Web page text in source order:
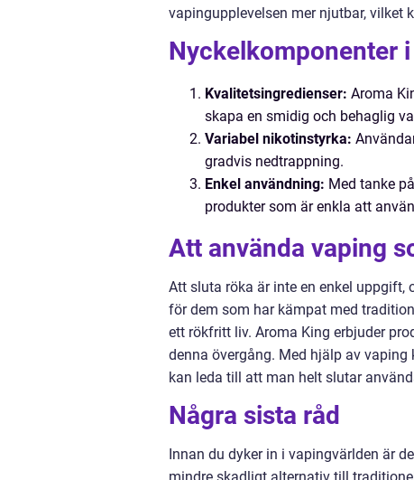
vapingupplevelsen mer njutbar, vilket
Nyckelkomponenter
Kvalitetsingredienser: Aroma
skapa en smidig och behaglig
Variabel nikotinstyrka:
gradvis nedtrappning.
Enkel användning: Med tanke
produkter som är enkla att
Att använda vaping
Att sluta röka är inte en enkel
för dem som har kämpat med
ett rökfritt liv. Aroma King erbjuder
denna övergång. Med hjälp av
kan leda till att man helt slutar
Några sista råd
Innan du dyker in i vapingvärlden är